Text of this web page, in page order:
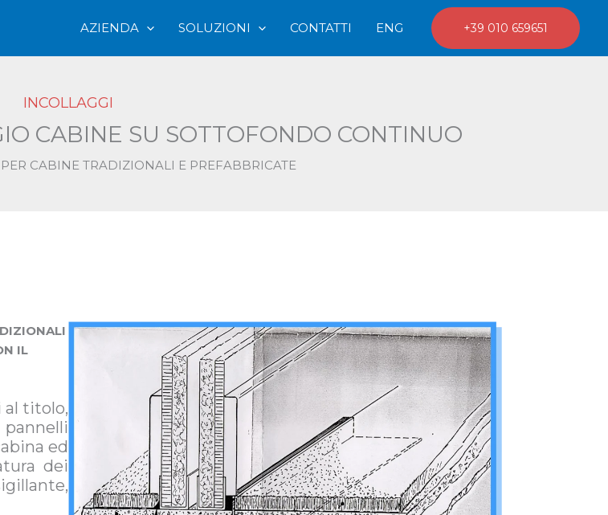
AZIENDA SOLUZIONI CONTATTI ENG +39 010 659651
INCOLLAGGI
CABINE SU SOTTOFONDO CONTINUO
CABINE TRADIZIONALI E PREFABBRICATE
IL
al titolo,
ed
dei